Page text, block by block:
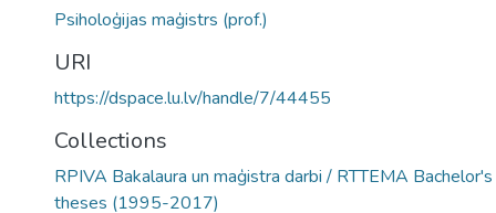
Psiholoģijas maģistrs (prof.)
URI
https://dspace.lu.lv/handle/7/44455
Collections
RPIVA Bakalaura un maģistra darbi / RTTEMA
theses (1995-2017)